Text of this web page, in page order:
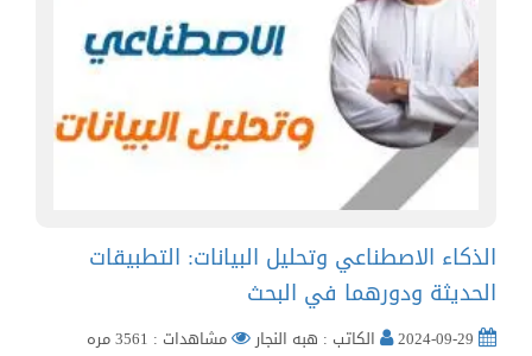
الذكاء الاصطناعي وتحليل البيانات: التطبيقات
الحديثة ودورهما في البحث
الكاتب : هبه النجار
مشاهدات : 3561 مره